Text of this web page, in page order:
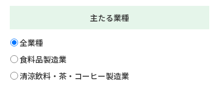
主たる業種
全業種
食料品製造業
清涼飲料・茶・コーヒー製造業